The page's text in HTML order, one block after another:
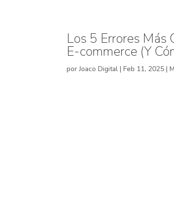
Los 5 Errores Más
E-commerce (Y
porJoaco Digital |Feb 11, 2025 |